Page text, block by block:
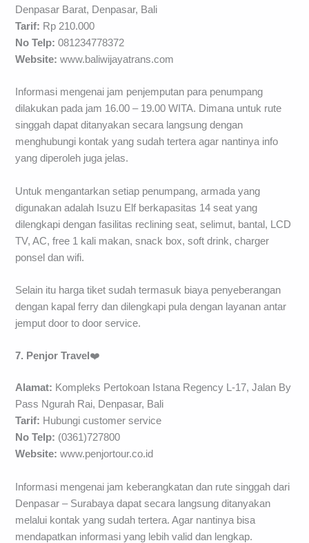
Denpasar Barat, Denpasar, Bali
Tarif: Rp 210.000
No Telp: 081234778372
Website: www.baliwijayatrans.com
Informasi mengenai jam penjemputan para penumpang
dilakukan pada jam 16.00 – 19.00 WITA. Dimana untuk rute
singgah dapat ditanyakan secara langsung dengan
menghubungi kontak yang sudah tertera agar nantinya info
yang diperoleh juga jelas.
Untuk mengantarkan setiap penumpang, armada yang
digunakan adalah Isuzu Elf berkapasitas 14 seat yang
dilengkapi dengan fasilitas reclining seat, selimut, bantal, LCD
TV, AC, free 1 kali makan, snack box, soft drink, charger
ponsel dan wifi.
Selain itu harga tiket sudah termasuk biaya penyeberangan
dengan kapal ferry dan dilengkapi pula dengan layanan antar
jemput door to door service.
7. Penjor Travel ❤️
Alamat: Kompleks Pertokoan Istana Regency L-17, Jalan By
Pass Ngurah Rai, Denpasar, Bali
Tarif: Hubungi customer service
No Telp: (0361)727800
Website: www.penjortour.co.id
Informasi mengenai jam keberangkatan dan rute singgah dari
Denpasar – Surabaya dapat secara langsung ditanyakan
melalui kontak yang sudah tertera. Agar nantinya bisa
mendapatkan informasi yang lebih valid dan lengkap.